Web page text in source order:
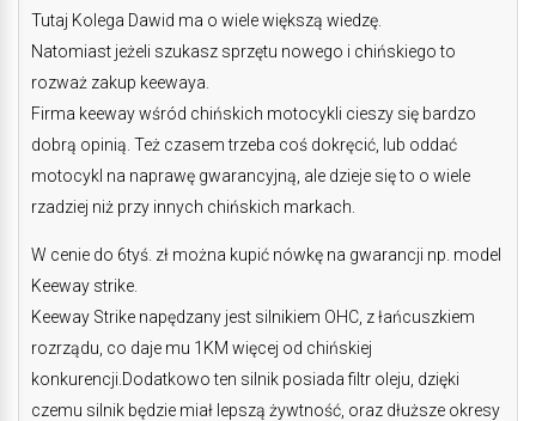
Tutaj Kolega Dawid ma o wiele większą wiedzę.
Natomiast jeżeli szukasz sprzętu nowego i chińskiego to
rozważ zakup keewaya.
Firma keeway wśród chińskich motocykli cieszy się bardzo
dobrą opinią. Też czasem trzeba coś dokręcić, lub oddać
motocykl na naprawę gwarancyjną, ale dzieje się to o wiele
rzadziej niż przy innych chińskich markach.
W cenie do 6tyś. zł można kupić nówkę na gwarancji np. model
Keeway strike.
Keeway Strike napędzany jest silnikiem OHC, z łańcuszkiem
rozrządu, co daje mu 1KM więcej od chińskiej
konkurencji.Dodatkowo ten silnik posiada filtr oleju, dzięki
czemu silnik będzie miał lepszą żywtność, oraz dłuższe okresy